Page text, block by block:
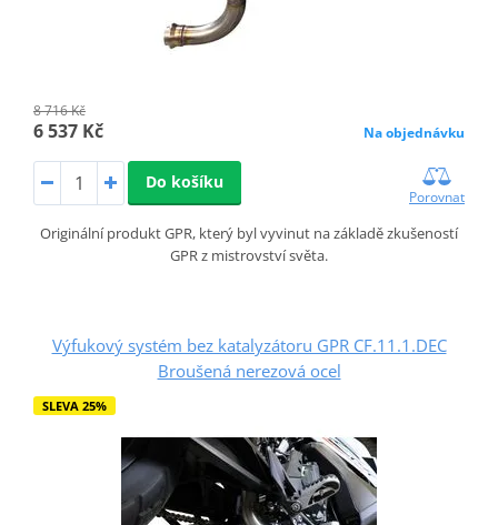
8 716 Kč
6 537 Kč Na objednávku
Do košíku
Porovnat
Originální produkt GPR, který byl vyvinut na základě zkušeností
GPR z mistrovství světa.
Výfukový systém bez katalyzátoru GPR CF.11.1.DEC
Broušená nerezová ocel
SLEVA 25%